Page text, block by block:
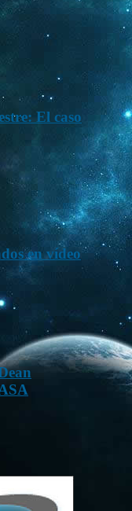
El caso
en vídeo